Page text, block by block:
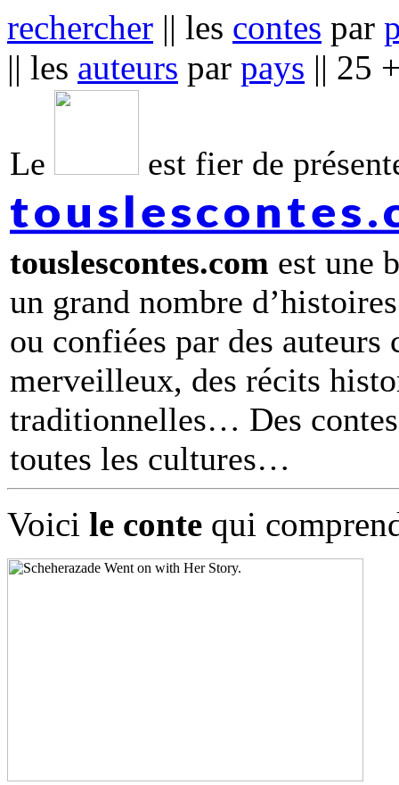
rechercher || les contes par
|| les auteurs par pays || 25
Le est fier de
touslescontes.com est une
un grand nombre
ou confiées par des
merveilleux, des récits
traditionnelles… Des
toutes les cultures
Voici le conte qui